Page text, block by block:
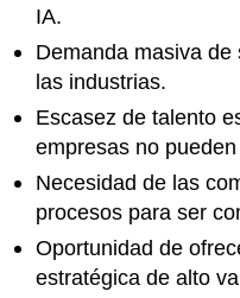
IA.
Demanda masiva
las industrias.
Escasez de talento
empresas no
Necesidad de las
procesos para ser
Oportunidad de
estratégica de alto